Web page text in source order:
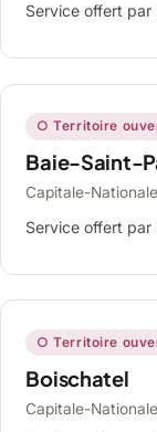
Service offert
○ Territoire
Baie-Saint-
Capitale-
Service offert
○ Territoire
Boischatel
Capitale-Nationale,